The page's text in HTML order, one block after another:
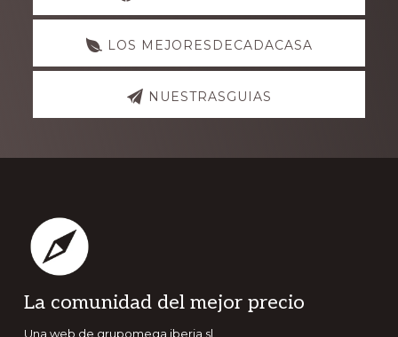
LOS MEJORESDECADACASA
NUESTRASGUIAS
Footer
La comunidad del mejor precio
Una web de grupomega iberia sl